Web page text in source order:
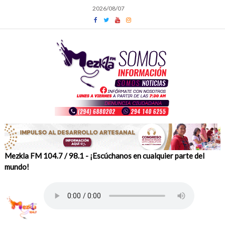
content
2026/08/07
Mezkla FM 104.7 / 98.1 - ¡Escúchanos en cualquier parte del
mundo!